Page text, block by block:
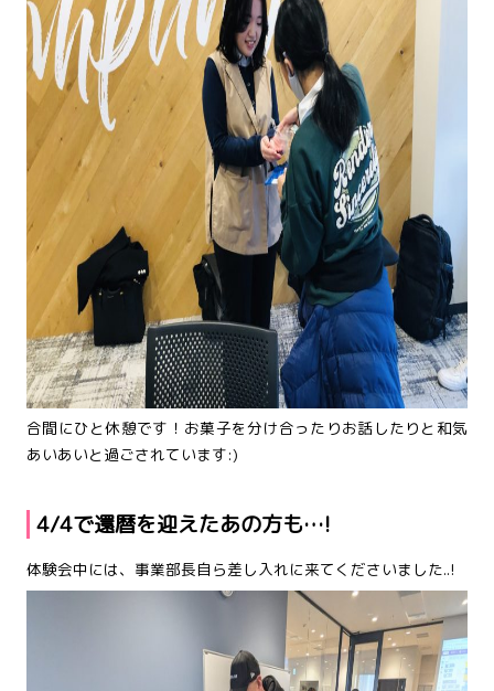
合間にひと休憩です！お菓子を分け合ったりお話したりと和気
あいあいと過ごされています:)
4/4で還暦を迎えたあの方も…!
体験会中には、事業部長自ら差し入れに来てくださいました..!